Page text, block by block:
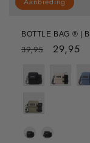
BOTTLE BAG ® |
Normale
39,95 29,95
Strap Kleur